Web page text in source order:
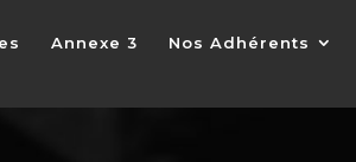
Annexe 3 Nos Adhérents